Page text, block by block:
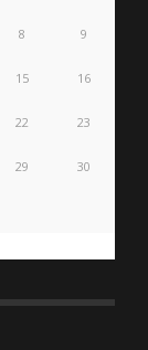
8 9
15 16
22 23
29 30